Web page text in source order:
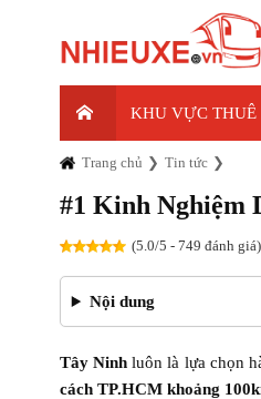
KHU VỰC THUÊ
Trang chủ Tin tức
#1 Kinh Nghiệm
(5.0/5 - 749 đánh giá)
Nội dung
Tây Ninh luôn là lựa chọn
cách TP.HCM khoảng